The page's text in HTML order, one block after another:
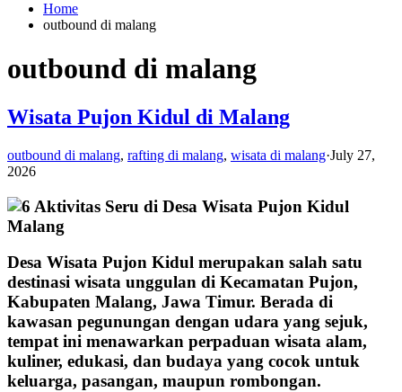
Home
outbound di malang
outbound di malang
Wisata Pujon Kidul di Malang
outbound di malang, rafting di malang, wisata di malang·July 27,
2026
Desa Wisata Pujon Kidul merupakan salah satu
destinasi wisata unggulan di Kecamatan Pujon,
Kabupaten Malang, Jawa Timur. Berada di
kawasan pegunungan dengan udara yang sejuk,
tempat ini menawarkan perpaduan wisata alam,
kuliner, edukasi, dan budaya yang cocok untuk
keluarga, pasangan, maupun rombongan.